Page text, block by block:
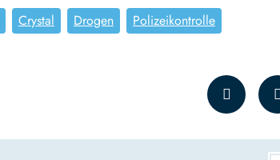
Crystal Drogen Polizeikontrolle